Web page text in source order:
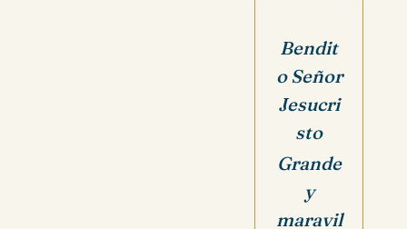
Bendit
o Señor
Jesucri
sto
Grande
y
maravil